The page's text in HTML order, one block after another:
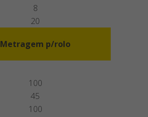
8
20
Metragem p/rolo
100
45
100